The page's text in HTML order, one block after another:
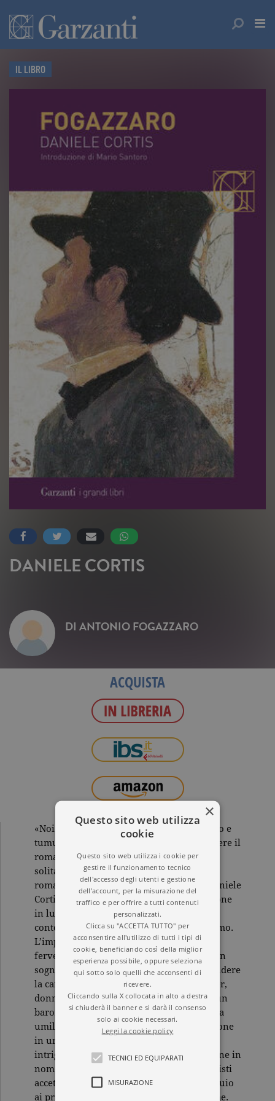
IL LIBRO
DANIELE CORTIS
DI ANTONIO FOGAZZARO
ACQUISTA
«Noi ci affolliamo in cento, schiamazzando e
tumultuando in nome della verità, a scrivere il
romanzo del corpo umano; Fogazzaro
solitariamente, silenziosamente scrive il
romanzo dell’anima». Così recensiva il Daniele
Cortis (1885) Edoardo Scarfoglio, mettendone
in luce il carattere controcorrente in un
contesto culturale dominato dal naturalismo.
L’impossibile liaison tra Daniele Cortis,
fervente cristiano e idealista animato da un
sogno di riforma che lo spinge a intraprendere
la carriera politica, e la cugina Elena Carrer,
donna di alta coscienza morale sposata a un
barone siciliano che non la comprende e la
umilia, è la storia di due creature d’eccezione
in un mondo di meschini e mediocri, di
intriganti e dissoluti. Tentati dalla ribellione in
nome del diritto di amarsi, i due protagonisti
accettano alla fine la separazione in ossequio
ai principi che hanno nutrito il loro legame.
×
Questo sito web utilizza
cookie
Questo sito web utilizza i cookie per
gestire il funzionamento tecnico
dell'accesso degli utenti e gestione
dell'account, per la misurazione del
traffico e per offrire a tutti contenuti
personalizzati.
Clicca su "ACCETTA TUTTO" per
acconsentire all'utilizzo di tutti i tipi di
cookie, beneficiando così della miglior
esperienza possibile, oppure seleziona
qui sotto solo quelli che acconsenti di
ricevere.
Cliccando sulla X collocata in alto a destra
si chiuderà il banner e si darà il consenso
solo ai cookie necessari.
Leggi la cookie policy
TECNICI ED EQUIPARATI
MISURAZIONE